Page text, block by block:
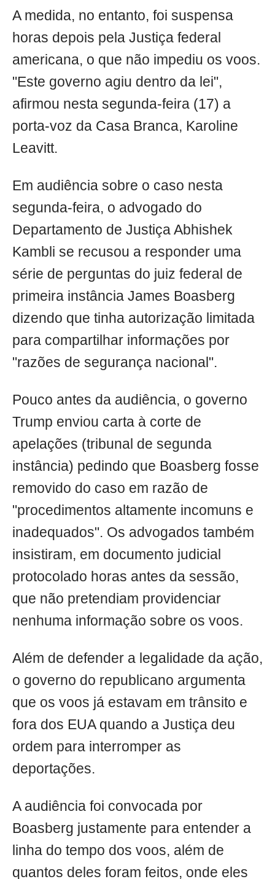
A medida, no entanto, foi suspensa
horas depois pela Justiça federal
americana, o que não impediu os voos.
"Este governo agiu dentro da lei",
afirmou nesta segunda-feira (17) a
porta-voz da Casa Branca, Karoline
Leavitt.
Em audiência sobre o caso nesta
segunda-feira, o advogado do
Departamento de Justiça Abhishek
Kambli se recusou a responder uma
série de perguntas do juiz federal de
primeira instância James Boasberg
dizendo que tinha autorização limitada
para compartilhar informações por
"razões de segurança nacional".
Pouco antes da audiência, o governo
Trump enviou carta à corte de
apelações (tribunal de segunda
instância) pedindo que Boasberg fosse
removido do caso em razão de
"procedimentos altamente incomuns e
inadequados". Os advogados também
insistiram, em documento judicial
protocolado horas antes da sessão,
que não pretendiam providenciar
nenhuma informação sobre os voos.
Além de defender a legalidade da ação,
o governo do republicano argumenta
que os voos já estavam em trânsito e
fora dos EUA quando a Justiça deu
ordem para interromper as
deportações.
A audiência foi convocada por
Boasberg justamente para entender a
linha do tempo dos voos, além de
quantos deles foram feitos, onde eles